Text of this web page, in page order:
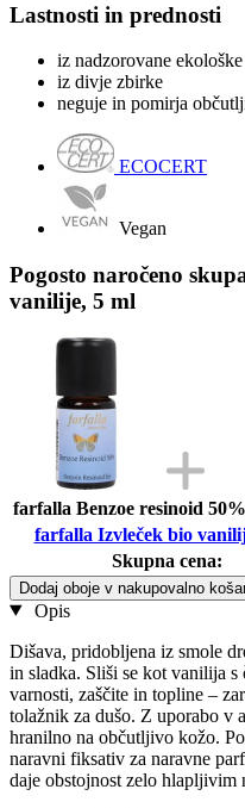
Lastnosti in prednosti
iz nadzorovane
iz divje zbirke
neguje in pomirja
ECOCERT
Vegan
Pogosto naročeno
vanilije, 5 ml
farfalla Benzoe resinoid
farfalla Izvleček bio
Skupna cena:
Dodaj oboje v nakupovalno
Opis
Dišava, pridobljena iz smole
in sladka. Sliši se kot vanilija
varnosti, zaščite in topline –
tolažnik za dušo. Z uporabo v
hranilno na občutljivo kožo.
naravni fiksativ za naravne
daje obstojnost zelo hlapljivim